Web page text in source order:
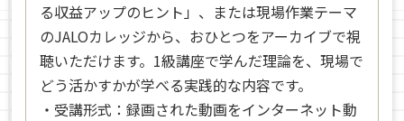
る収益アップのヒント」、または現場作業テーマ
のJALOカレッジから、おひとつをアーカイブで視
聴いただけます。1級講座で学んだ理論を、現場で
どう活かすかが学べる実践的な内容です。
・受講形式：録画された動画をインターネット動